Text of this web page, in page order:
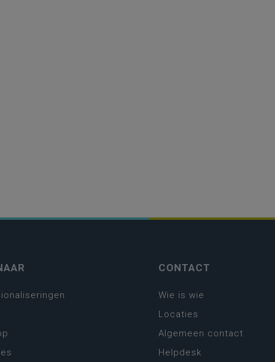
CONTACT
Wie is wie
Locaties
Algemeen contact
Helpdesk